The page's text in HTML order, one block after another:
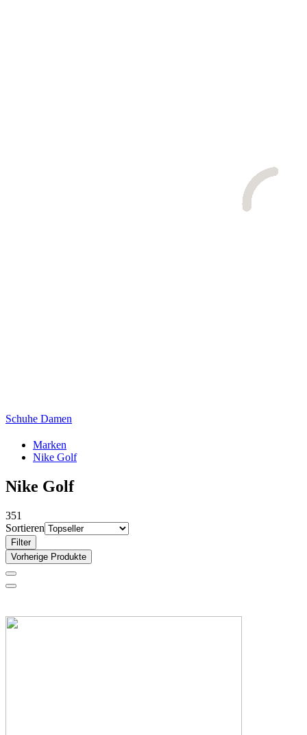
Schuhe Damen
Marken
Nike Golf
Nike Golf
351
Sortieren
Filter
Vorherige Produkte